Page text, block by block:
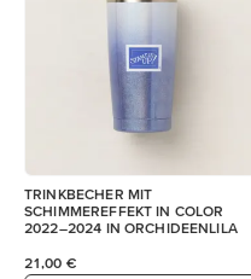
TRINKBECHER MIT
SCHIMMEREFFEKT IN COLOR
2022–2024 IN ORCHIDEENLILA
21,00 €